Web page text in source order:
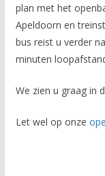
plan met het
Apeldoorn en
bus reist u verder
minuten
We zien u graag in
Let wel op onze